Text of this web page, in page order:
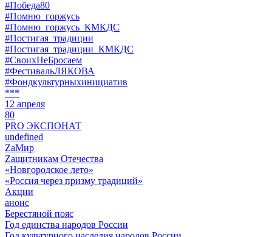
#Победа80
#Помню_горжусь
#Помню_горжусь_КМКДС
#Постигая_традиции
#Постигая_традиции_КМКДС
#СвоихНеБросаем
#ФестивальЛЯКОВА
#Фондкультурныхинициатив
***
12 апреля
80
PRO ЭКСПОНАТ
undefined
ZaМир
Zащитникам Отечества
«Новгородское лето»
«Россия через призму традиций»
Акции
анонс
Берестяной пояс
Год единства народов России